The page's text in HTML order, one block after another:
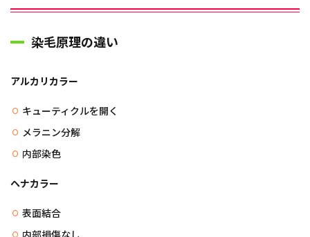
染毛原理の違い
アルカリカラー
キューティクルを開く
メラニン分解
内部染色
ヘナカラー
表面結合
内部損傷なし